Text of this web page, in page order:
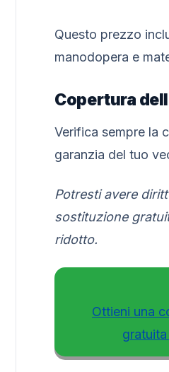
Questo prezzo
manodopera e
Copertura
Verifica sempre la
garanzia del tuo
Potresti avere
sostituzione
ridotto.
Ottieni una
gratuita